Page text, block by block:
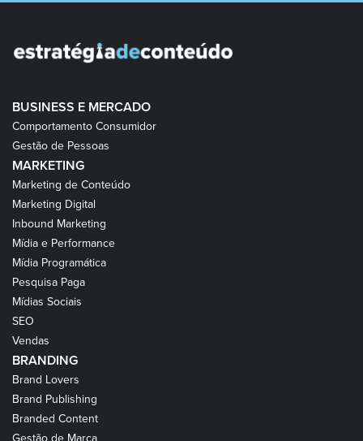
BUSINESS E MERCADO
Comportamento Consumidor
Gestão de Pessoas
MARKETING
Marketing de Conteúdo
Marketing Digital
Inbound Marketing
Mídia e Performance
Mídia Programática
Pesquisa Paga
Mídias Sociais
SEO
Vendas
BRANDING
Brand Lovers
Brand Publishing
Branded Content
Gestão de Marca